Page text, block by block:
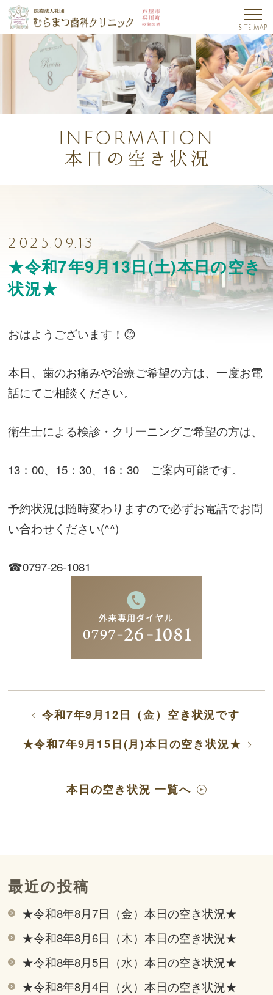
INFORMATION
2025.09.13
★令和7年9月13日(土)本日の空き
状況★
おはようございます！😊
本日、歯のお痛みや治療ご希望の方は、一度お電
話にてご相談ください。
衛生士による検診・クリーニングご希望の方は、
13：00、15：30、16：30 ご案内可能です。
予約状況は随時変わりますので必ずお電話でお問
い合わせください(^^)
☎0797-26-1081
令和7年9月12日（金）空き状況です
★令和7年9月15日(月)本日の空き状況★
本日の空き状況 一覧へ
最近の投稿
★令和8年8月7日（金）本日の空き状況★
★令和8年8月6日（木）本日の空き状況★
★令和8年8月5日（水）本日の空き状況★
★令和8年8月4日（火）本日の空き状況★